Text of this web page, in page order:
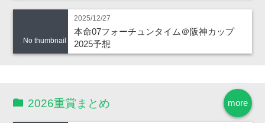
No thumbnail
2025/12/27
本命07フォーチュンタイム＠阪神カップ
2025予想
more
2026重賞まとめ